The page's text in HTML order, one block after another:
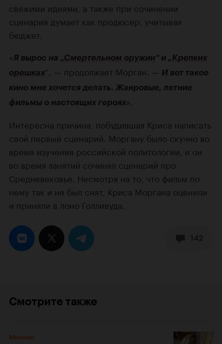
свежими идеями, а также при сочинении
сценария думает как продюсер, учитывая
бюджет.
«Я вырос на „Смертельном оружии“ и „Крепких
орешках“, — продолжает Морган. — И вот такое
кино мне хочется делать. Жанровые, летние
фильмы о настоящих героях».
Интересна причина, побудившая Криса написать
свой первый сценарий. Моргану было скучно во
время изучения российской политологии, и он
во время занятий сочинял сценарий про
Средневековье. Несмотря на то, что фильм по
нему так и не был снят, Криса Моргана оценили
и приняли в лоно Голливуда.
Смотрите также
Мнение